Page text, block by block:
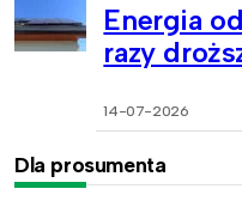
Energia
razy
14-07-2026
Dla prosumenta